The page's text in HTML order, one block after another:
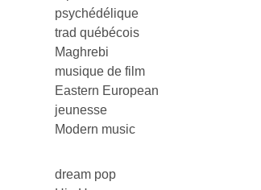
psychédélique
trad québécois
Maghrebi
musique de film
Eastern European
jeunesse
Modern music
dream pop